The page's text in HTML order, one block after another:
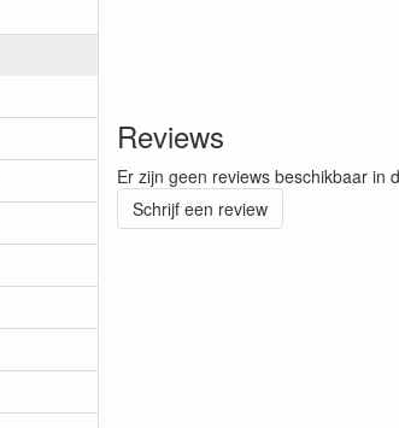
Reviews
Er zijn geen reviews beschikbaar in
Schrijf een review